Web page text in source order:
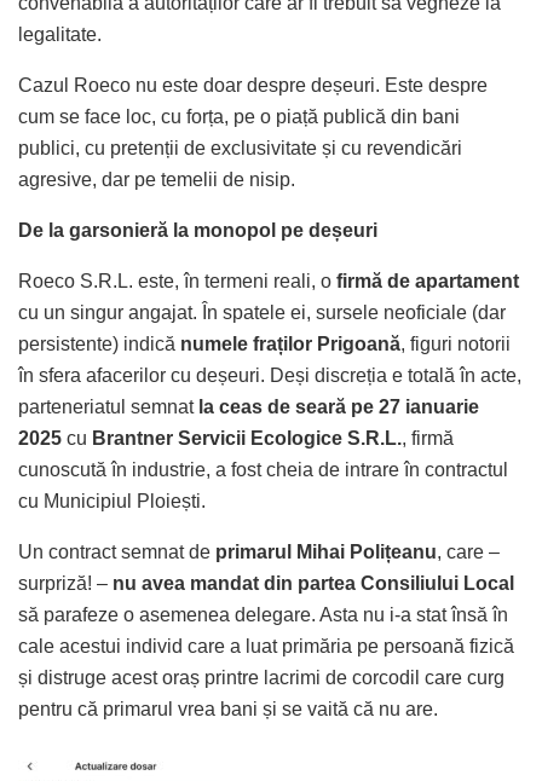
legalitate.
Cazul Roeco nu este doar despre deșeuri. Este despre
cum se face loc, cu forța, pe o piață publică din bani
publici, cu pretenții de exclusivitate și cu revendicări
agresive, dar pe temelii de nisip.
De la garsonieră la monopol pe deșeuri
Roeco S.R.L. este, în termeni reali, o firmă de apartament
cu un singur angajat. În spatele ei, sursele neoficiale (dar
persistente) indică numele fraților Prigoană, figuri notorii
în sfera afacerilor cu deșeuri. Deși discreția e totală în acte,
parteneriatul semnat la ceas de seară pe 27 ianuarie
2025 cu Brantner Servicii Ecologice S.R.L., firmă
cunoscută în industrie, a fost cheia de intrare în contractul
cu Municipiul Ploiești.
Un contract semnat de primarul Mihai Polițeanu, care –
surpriză! – nu avea mandat din partea Consiliului Local
să parafeze o asemenea delegare. Asta nu i-a stat însă în
cale acestui individ care a luat primăria pe persoană fizică
și distruge acest oraș printre lacrimi de corcodil care curg
pentru că primarul vrea bani și se vaită că nu are.